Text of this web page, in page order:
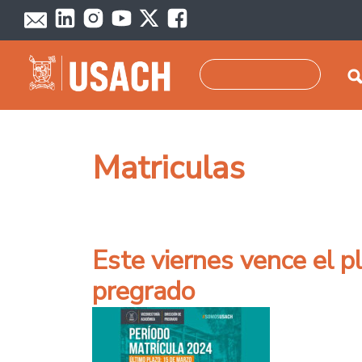
Pasar al contenido principal
Matriculas
Este viernes vence el
pregrado